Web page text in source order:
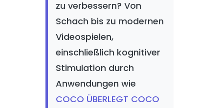
zu verbessern? Von
Schach bis zu modernen
Videospielen,
einschließlich kognitiver
Stimulation durch
Anwendungen wie
COCO ÜBERLEGT COCO